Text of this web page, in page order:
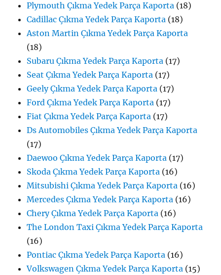
Plymouth Çıkma Yedek Parça Kaporta (18)
Cadillac Çıkma Yedek Parça Kaporta (18)
Aston Martin Çıkma Yedek Parça Kaporta
(18)
Subaru Çıkma Yedek Parça Kaporta (17)
Seat Çıkma Yedek Parça Kaporta (17)
Geely Çıkma Yedek Parça Kaporta (17)
Ford Çıkma Yedek Parça Kaporta (17)
Fiat Çıkma Yedek Parça Kaporta (17)
Ds Automobiles Çıkma Yedek Parça Kaporta
(17)
Daewoo Çıkma Yedek Parça Kaporta (17)
Skoda Çıkma Yedek Parça Kaporta (16)
Mitsubishi Çıkma Yedek Parça Kaporta (16)
Mercedes Çıkma Yedek Parça Kaporta (16)
Chery Çıkma Yedek Parça Kaporta (16)
The London Taxi Çıkma Yedek Parça Kaporta
(16)
Pontiac Çıkma Yedek Parça Kaporta (16)
Volkswagen Çıkma Yedek Parça Kaporta (15)